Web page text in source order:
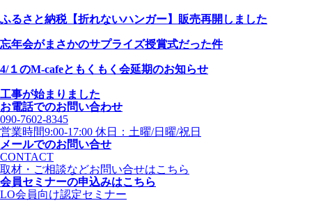
ふるさと納税【折れないハンガー】販売再開しました
忘年会がまさかのサプライズ授賞式だった件
4/１のM-cafeともくもく会延期のお知らせ
工事が始まりました
お電話でのお問い合わせ
090-7602-8345
営業時間9:00-17:00 休日：土曜/日曜/祝日
メールでのお問い合せ
CONTACT
取材・ご相談などお問い合せはこちら
会員セミナーの申込みはこちら
LO会員向け認定セミナー